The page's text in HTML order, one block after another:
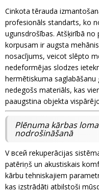
Cinkota tērauda
profesionāls standarts, ko
ugunsdrošības. Atšķirībā
korpusam ir augsta
nosacījums, veicot slēpto
nedeformējas slodzes
hermētiskuma
nedegošs materiāls, kas
paaugstina objekta
Plēnuma kārbas
nodrošināšanā
V всей rekuperācijas
patēriņš un akustiskais
kārbu tehniskajiem
kas izstrādāti atbilstoši